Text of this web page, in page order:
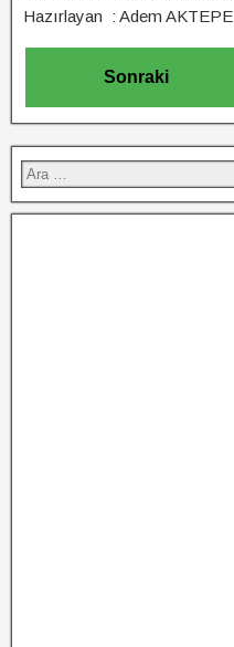
Hazırlayan : Adem AKTEPE
Sonraki